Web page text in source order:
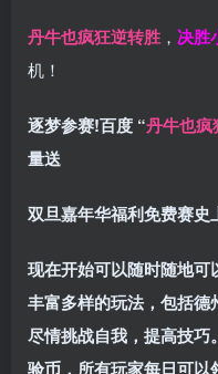
丹牛也疯狂逆转胜， 决胜
机！
逐梦参赛!百度 “丹牛也疯
量送
双旦嘉年华福利免费赛史
现在开始可以随时随地
丰富多样的玩法，包括
尽情挑战自我，提高技巧
验币，所有玩家每日可以